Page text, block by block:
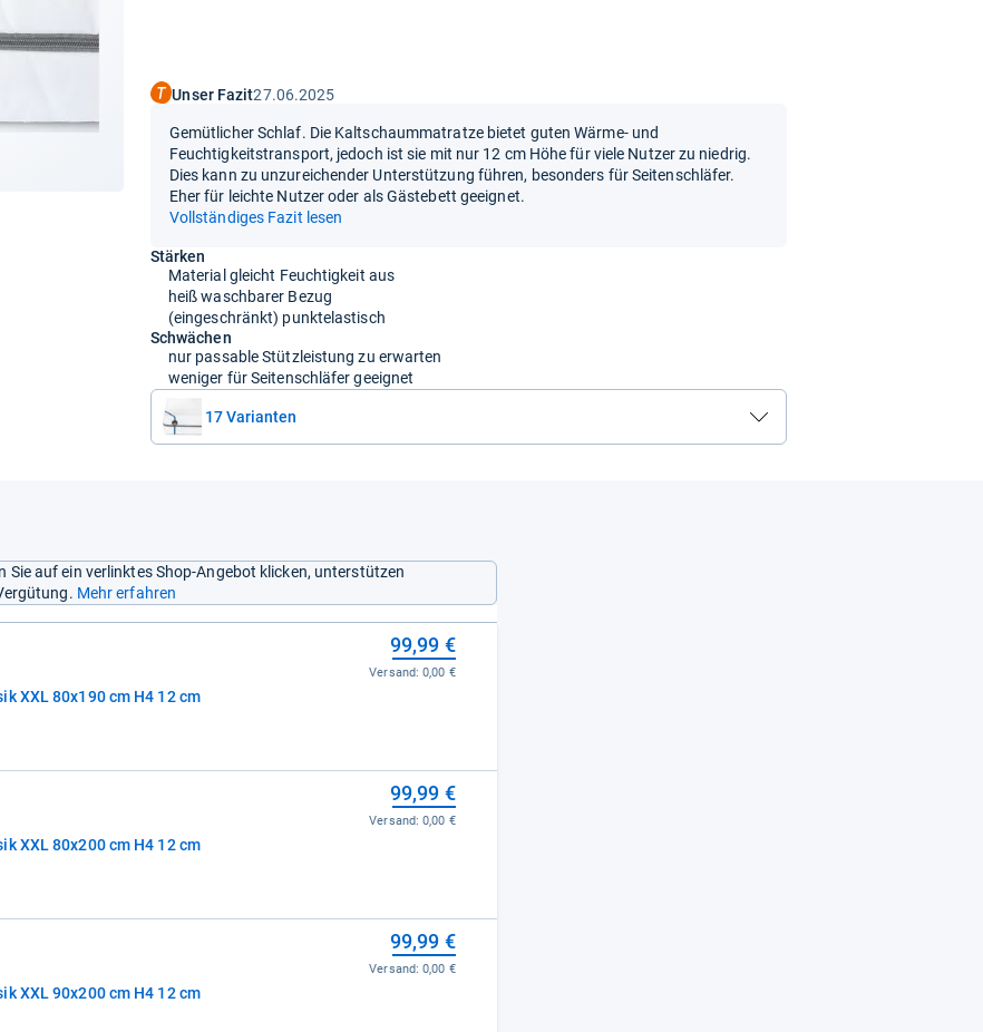
Unser Fazit27.06.2025
Gemütlicher Schlaf. Die Kaltschaummatratze bietet guten Wärme- und
Feuchtigkeitstransport, jedoch ist sie mit nur 12 cm Höhe für viele Nutzer zu niedrig.
Dies kann zu unzureichender Unterstützung führen, besonders für Seitenschläfer.
Eher für leichte Nutzer oder als Gästebett geeignet.
Vollständiges Fazit lesen
Stärken
Material gleicht Feuchtigkeit aus
heiß waschbarer Bezug
(eingeschränkt) punktelastisch
Schwächen
nur passable Stützleistung zu erwarten
weniger für Seitenschläfer geeignet
17 Varianten
auf ein verlinktes Shop-Angebot klicken, unterstützen
Mehr erfahren
XXL 80x190 cm H4 12 cm
99,99 €
Versand:0,00 €
XXL 80x200 cm H4 12 cm
99,99 €
Versand:0,00 €
XXL 90x200 cm H4 12 cm
99,99 €
Versand:0,00 €